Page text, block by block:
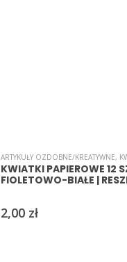
ARTYKUŁY OZDOBNE/KREATYWNE,
KWIATKI PAPIEROWE 12
FIOLETOWO-BIAŁE |
2,00 zł